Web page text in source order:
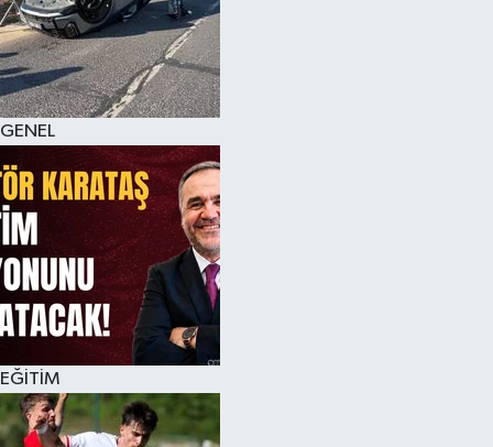
GENEL
EĞİTİM
KÜLTÜR SANAT
MAGAZİN
SAĞLIK
SİYASET
SPOR
TEKNOLOJİ
VİZYONDAKİLER
YAŞAM